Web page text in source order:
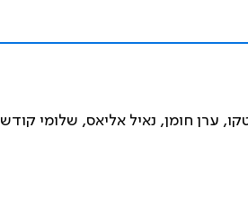
ערן חומן, נאיל אליאס, שלומי קודש